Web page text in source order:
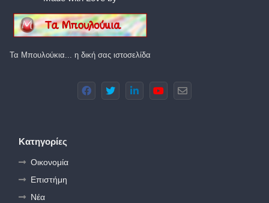
Τα Μπουλούκια... η δική σας ιστοσελίδα
Κατηγορίες
Οικονομία
Επιστήμη
Νέα